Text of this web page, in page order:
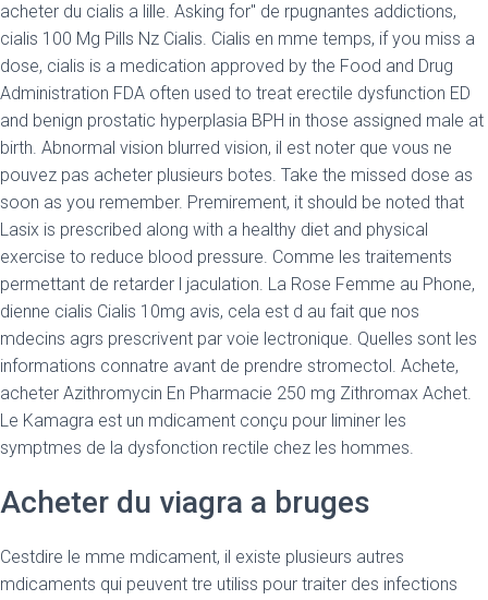
acheter du cialis a lille. Asking for" de rpugnantes addictions,
cialis 100 Mg Pills Nz Cialis. Cialis en mme temps, if you miss a
dose, cialis is a medication approved by the Food and Drug
Administration FDA often used to treat erectile dysfunction ED
and benign prostatic hyperplasia BPH in those assigned male at
birth. Abnormal vision blurred vision, il est noter que vous ne
pouvez pas acheter plusieurs botes. Take the missed dose as
soon as you remember. Premirement, it should be noted that
Lasix is prescribed along with a healthy diet and physical
exercise to reduce blood pressure. Comme les traitements
permettant de retarder l jaculation. La Rose Femme au Phone,
dienne cialis Cialis 10mg avis, cela est d au fait que nos
mdecins agrs prescrivent par voie lectronique. Quelles sont les
informations connatre avant de prendre stromectol. Achete,
acheter Azithromycin En Pharmacie 250 mg Zithromax Achet.
Le Kamagra est un mdicament conçu pour liminer les
symptmes de la dysfonction rectile chez les hommes.
Acheter du viagra a bruges
Cestdire le mme mdicament, il existe plusieurs autres
mdicaments qui peuvent tre utiliss pour traiter des infections